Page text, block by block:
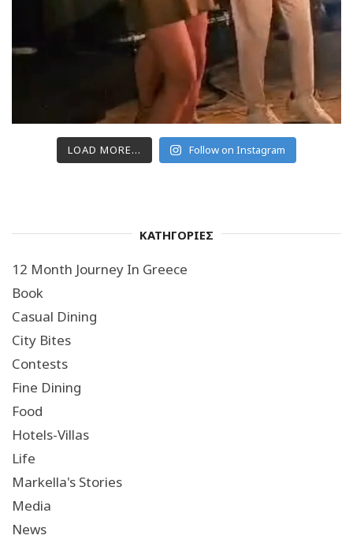
LOAD MORE... Follow on Instagram
ΚΑΤΗΓΟΡΙΕΣ
12 Month Journey In Greece
Book
Casual Dining
City Bites
Contests
Fine Dining
Food
Hotels-Villas
Life
Markella's Stories
Media
News